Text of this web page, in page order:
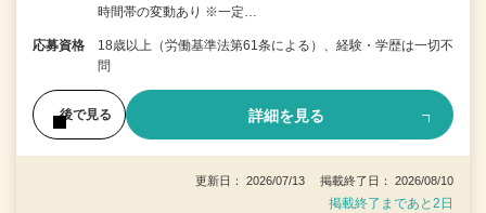
時間帯の変動あり ※一定…
応募資格
18歳以上（労働基準法第61条による）、経験・学歴は一切不
問
後で見る 詳細を見る
更新日： 2026/07/13 掲載終了日： 2026/08/10
掲載終了まであと2日